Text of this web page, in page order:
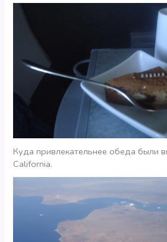
Куда привлекательнее обеда были
California.